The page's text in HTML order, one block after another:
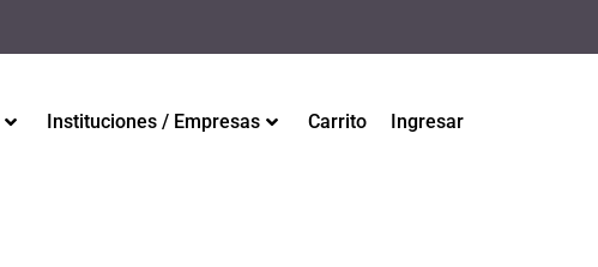
Instituciones / Empresas Carrito Ingresar